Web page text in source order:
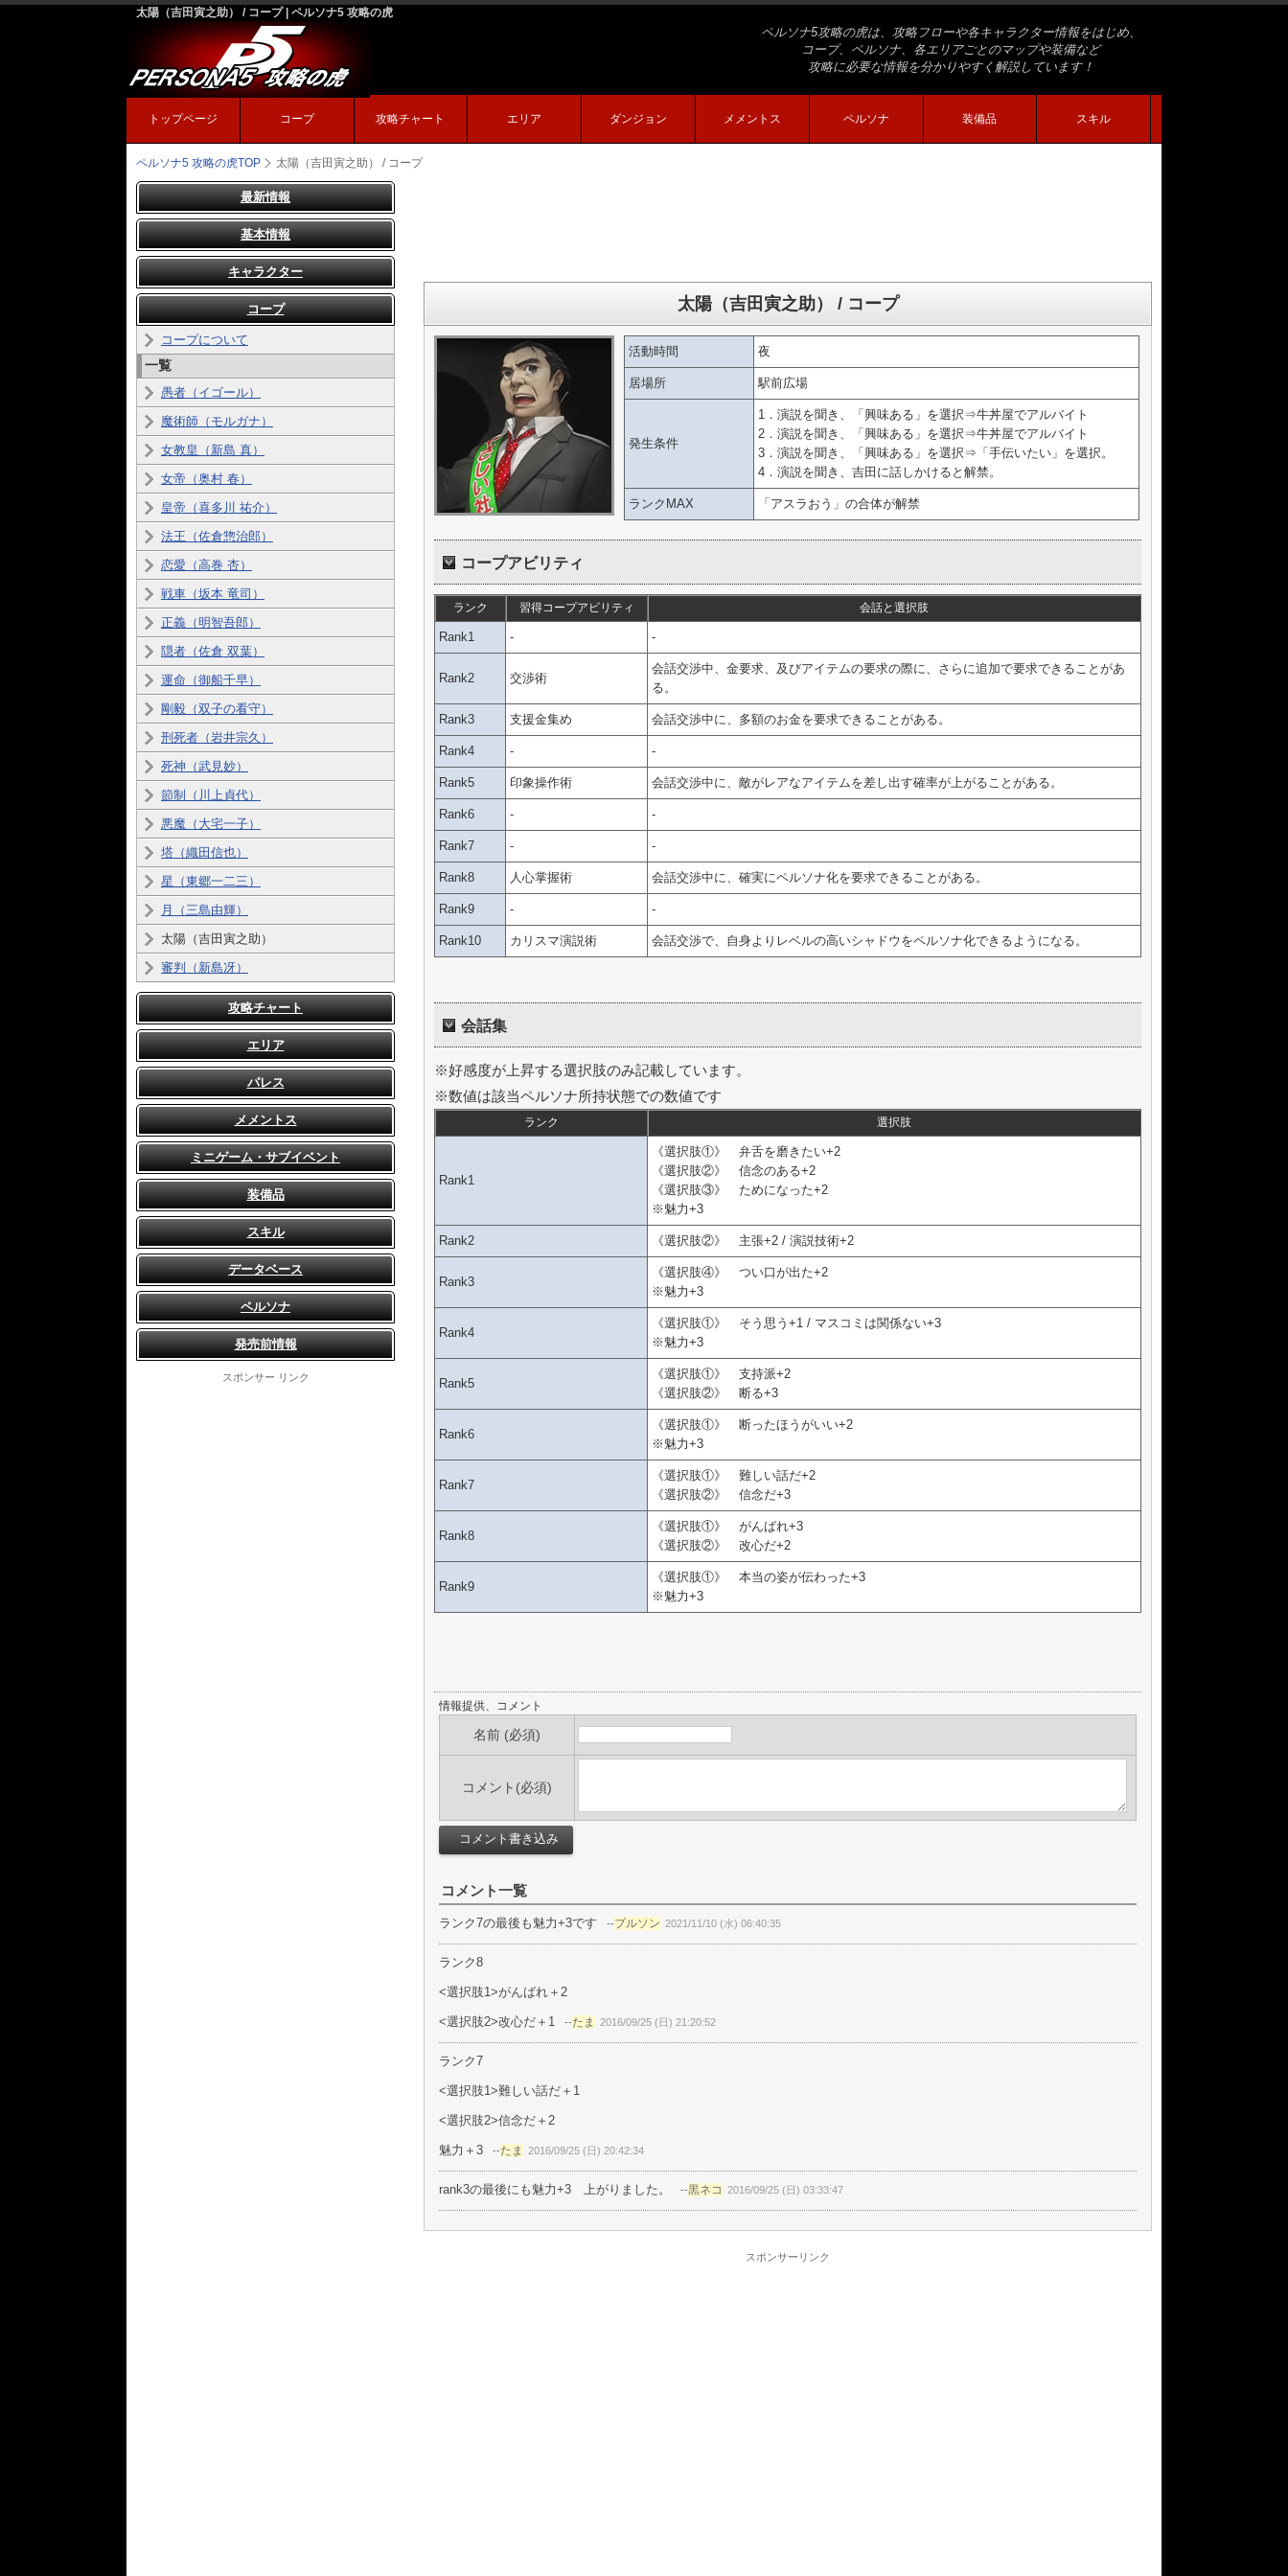
太陽（吉田寅之助） / コープ | ペルソナ5 攻略の虎
ペルソナ5攻略の虎は、攻略フローや各キャラクター情報をはじめ、
コープ、ペルソナ、各エリアごとのマップや装備など
攻略に必要な情報を分かりやすく解説しています！
トップページ コープ 攻略チャート エリア ダンジョン メメントス ペルソナ 装備品 スキル
ペルソナ5 攻略の虎TOP 太陽（吉田寅之助） / コープ
太陽（吉田寅之助） / コープ
活動時間 夜
居場所 駅前広場
発生条件
1．演説を聞き、「興味ある」を選択⇒牛丼屋でアルバイト
2．演説を聞き、「興味ある」を選択⇒牛丼屋でアルバイト
3．演説を聞き、「興味ある」を選択⇒「手伝いたい」を選択。
4．演説を聞き、吉田に話しかけると解禁。
ランクMAX 「アスラおう」の合体が解禁
コープアビリティ
ランク 習得コープアビリティ 会話と選択肢
Rank1 - -
Rank2 交渉術
会話交渉中、金要求、及びアイテムの要求の際に、さらに追加で要求できることがあ
る。
Rank3 支援金集め 会話交渉中に、多額のお金を要求できることがある。
Rank4 - -
Rank5 印象操作術 会話交渉中に、敵がレアなアイテムを差し出す確率が上がることがある。
Rank6 - -
Rank7 - -
Rank8 人心掌握術 会話交渉中に、確実にペルソナ化を要求できることがある。
Rank9 - -
Rank10 カリスマ演説術 会話交渉で、自身よりレベルの高いシャドウをペルソナ化できるようになる。
会話集
※好感度が上昇する選択肢のみ記載しています。
※数値は該当ペルソナ所持状態での数値です
ランク 選択肢
Rank1
《選択肢①》 弁舌を磨きたい+2
《選択肢②》 信念のある+2
《選択肢③》 ためになった+2
※魅力+3
Rank2 《選択肢②》 主張+2 / 演説技術+2
Rank3
《選択肢④》 つい口が出た+2
※魅力+3
Rank4
《選択肢①》 そう思う+1 / マスコミは関係ない+3
※魅力+3
Rank5
《選択肢①》 支持派+2
《選択肢②》 断る+3
Rank6
《選択肢①》 断ったほうがいい+2
※魅力+3
Rank7
《選択肢①》 難しい話だ+2
《選択肢②》 信念だ+3
Rank8
《選択肢①》 がんばれ+3
《選択肢②》 改心だ+2
Rank9
《選択肢①》 本当の姿が伝わった+3
※魅力+3
情報提供、コメント
名前 (必須)
コメント(必須)
コメント一覧
ランク7の最後も魅力+3です --プルソン 2021/11/10 (水) 06:40:35
ランク8
<選択肢1>がんばれ＋2
<選択肢2>改心だ＋1 --たま 2016/09/25 (日) 21:20:52
ランク7
<選択肢1>難しい話だ＋1
<選択肢2>信念だ＋2
魅力＋3 --たま 2016/09/25 (日) 20:42:34
rank3の最後にも魅力+3 上がりました。 --黒ネコ 2016/09/25 (日) 03:33:47
スポンサーリンク
最新情報
基本情報
キャラクター
コープ
コープについて
一覧
愚者（イゴール）
魔術師（モルガナ）
女教皇（新島 真）
女帝（奥村 春）
皇帝（喜多川 祐介）
法王（佐倉惣治郎）
恋愛（高巻 杏）
戦車（坂本 竜司）
正義（明智吾郎）
隠者（佐倉 双葉）
運命（御船千早）
剛毅（双子の看守）
刑死者（岩井宗久）
死神（武見妙）
節制（川上貞代）
悪魔（大宅一子）
塔（織田信也）
星（東郷一二三）
月（三島由輝）
太陽（吉田寅之助）
審判（新島冴）
攻略チャート
エリア
パレス
メメントス
ミニゲーム・サブイベント
装備品
スキル
データベース
ペルソナ
発売前情報
スポンサー リンク